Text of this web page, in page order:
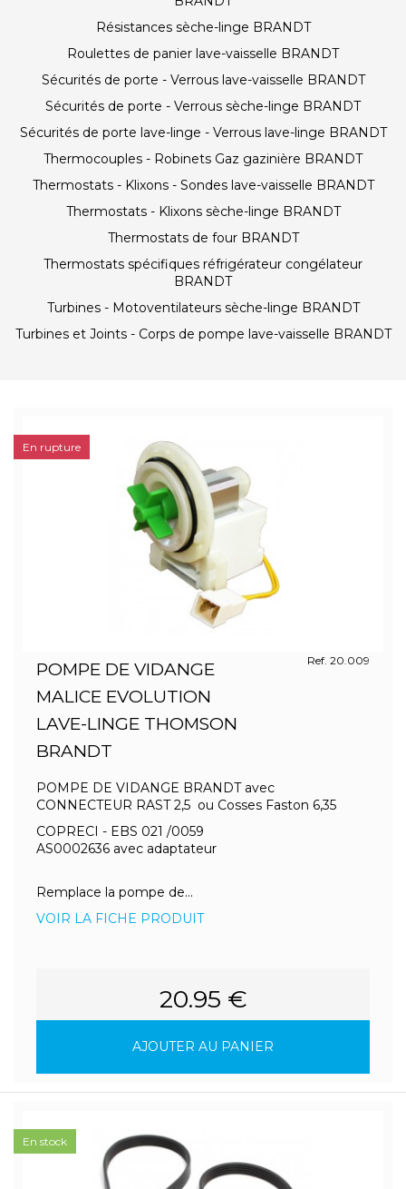
Résistances sèche-linge BRANDT
Roulettes de panier lave-vaisselle BRANDT
Sécurités de porte - Verrous lave-vaisselle BRANDT
Sécurités de porte - Verrous sèche-linge BRANDT
Sécurités de porte lave-linge - Verrous lave-linge BRANDT
Thermocouples - Robinets Gaz gazinière BRANDT
Thermostats - Klixons - Sondes lave-vaisselle BRANDT
Thermostats - Klixons sèche-linge BRANDT
Thermostats de four BRANDT
Thermostats spécifiques réfrigérateur congélateur
BRANDT
Turbines - Motoventilateurs sèche-linge BRANDT
Turbines et Joints - Corps de pompe lave-vaisselle BRANDT
POMPE DE VIDANGE
MALICE EVOLUTION
LAVE-LINGE THOMSON
BRANDT
Ref. 20.009
POMPE DE VIDANGE BRANDT avec
CONNECTEUR RAST 2,5 ou Cosses Faston 6,35
COPRECI - EBS 021 /0059
AS0002636 avec adaptateur
Remplace la pompe de...
VOIR LA FICHE PRODUIT
20.95 €
AJOUTER AU PANIER
En rupture
En stock